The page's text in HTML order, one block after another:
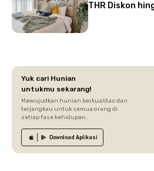
THR Diskon
Yuk cari Hunian
untukmu sekarang!
Mewujudkan hunian berkualitas dan
terjangkau untuk semua orang di
setiap fase kehidupan.
Download Aplikasi